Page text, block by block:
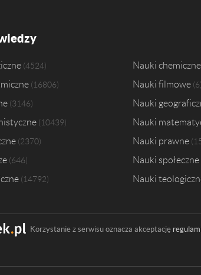
4524 Nauki chemiczne
16806 Nauki filmowe 6
3146 Nauki
10439 Nauki
2370 Nauki prawne
646 Nauki społeczne
14792 Nauki
Korzystanie z serwisu oznacza akceptację